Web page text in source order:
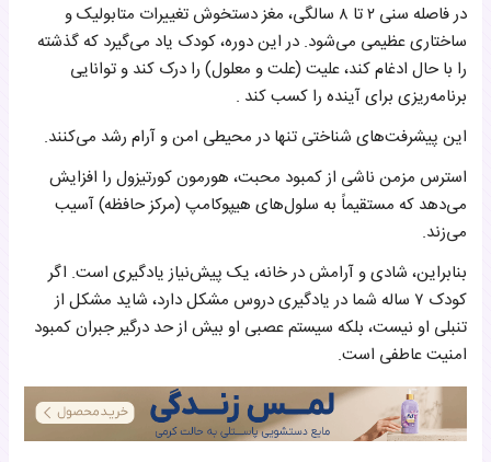
در فاصله سنی ۲ تا ۸ سالگی، مغز دستخوش تغییرات متابولیک و
ساختاری عظیمی می‌شود. در این دوره، کودک یاد می‌گیرد که گذشته
را با حال ادغام کند، علیت (علت و معلول) را درک کند و توانایی
برنامه‌ریزی برای آینده را کسب کند .
این پیشرفت‌های شناختی تنها در محیطی امن و آرام رشد می‌کنند.
استرس مزمن ناشی از کمبود محبت، هورمون کورتیزول را افزایش
می‌دهد که مستقیماً به سلول‌های هیپوکامپ (مرکز حافظه) آسیب
می‌زند.
بنابراین، شادی و آرامش در خانه، یک پیش‌نیاز یادگیری است. اگر
کودک ۷ ساله شما در یادگیری دروس مشکل دارد، شاید مشکل از
تنبلی او نیست، بلکه سیستم عصبی او بیش از حد درگیر جبران کمبود
امنیت عاطفی است.